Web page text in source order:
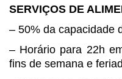
SERVIÇOS DE
– 50% da capacidade
– Horário para 22h
fins de semana e